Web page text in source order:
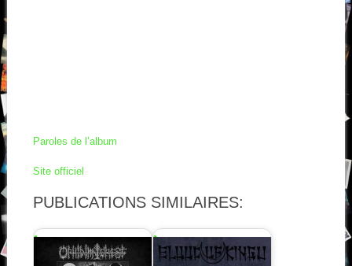
Paroles de l’album
Site officiel
PUBLICATIONS SIMILAIRES: